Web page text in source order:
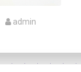
admin